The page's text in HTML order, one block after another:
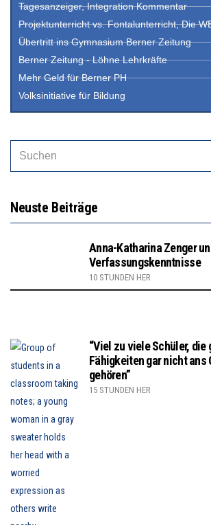
Tagesanzeiger, Integration Kommentar
Projektunterricht vs. Fontalunterricht, Die
Übertritt ins Gymnasium Berner Zeitung
Berner Zeitung - Löhne Lehrkräfte
Mehr Geld für Berner PH
Volksinitiative für Bildung
Neuste Beiträge
Anna-Katharina Zenger
Verfassungskenntnisse
10 STUNDEN HER
“Viel zu viele Schüler, die
Fähigkeiten gar nicht ans
gehören”
15 STUNDEN HER